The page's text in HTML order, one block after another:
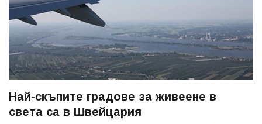
Най-скъпите градове за живеене в
света са в Швейцария